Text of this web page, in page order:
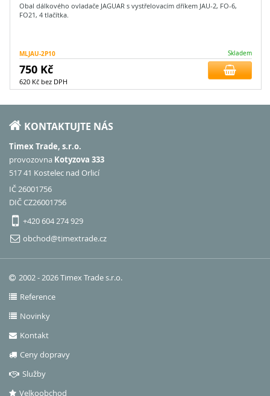
Obal dálkového ovladače JAGUAR s vystřelovacím dříkem JAU-2, FO-6,
FO21, 4 tlačítka.
MLJAU-2P10 Skladem
750 Kč
620 Kč bez DPH
KONTAKTUJTE NÁS
Timex Trade, s.r.o.
provozovna Kotyzova 333
517 41 Kostelec nad Orlicí
IČ 26001756
DIČ CZ26001756
+420 604 274 929
obchod@timextrade.cz
2002 - 2026 Timex Trade s.r.o.
Reference
Novinky
Kontakt
Ceny dopravy
Služby
Velkoobchod